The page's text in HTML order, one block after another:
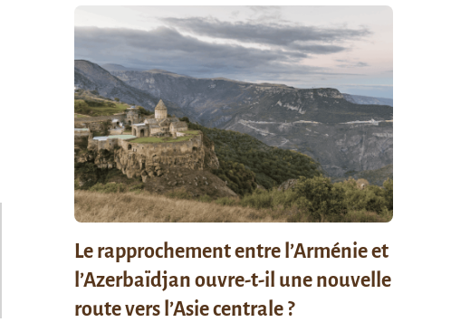
Le rapprochement entre l’Arménie et
l’Azerbaïdjan ouvre-t-il une nouvelle
route vers l’Asie centrale ?